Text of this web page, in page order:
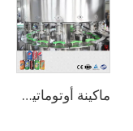
ماكينة أوتوماتيكية لتعبئة وغلق علب الألمنيوم للعصائر والمشروبات الطاقوية سعة 330 مل / خط تعبئة العلب